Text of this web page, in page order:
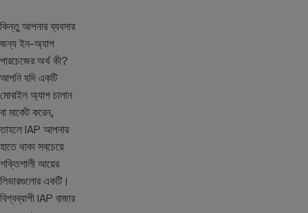
কিন্তু আপনার ব্যবসার
জন্য ইন-অ্যাপ
পারচেজের অর্থ কী?
আপনি যদি একটি
মোবাইল অ্যাপ চালান
বা মার্কেট করেন,
তাহলে IAP আপনার
হাতে থাকা সবচেয়ে
শক্তিশালী আয়ের
লিভারগুলোর একটি।
বিশ্বব্যাপী IAP বাজার